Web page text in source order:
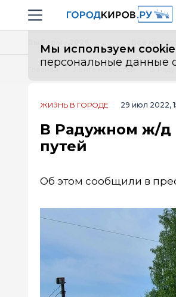
Навигация сайта
Мы используем
персональные данные
Все
Главная Лента новостей
ЖИЗНЬ В ГОРОДЕ 29 июл 2022,
В Радужном ж/д
путей
Об этом сообщили в